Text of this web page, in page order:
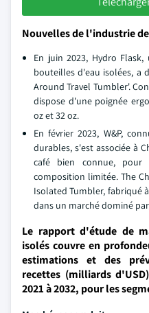
Nouvelles de l'industrie
En juin 2023, Hydro
bouteilles d'eau isolées, a
Around Travel Tumbler'.
dispose d'une poignée
oz et 32 oz.
En février 2023, W&P,
durables, s'est associée à
café bien connue,
composition limitée. The
Isolated Tumbler, fabriqué
dans un marché dominé
Le rapport d'étude de
isolés couvre en
estimations et des
recettes (milliards
2021 à 2032, pour les